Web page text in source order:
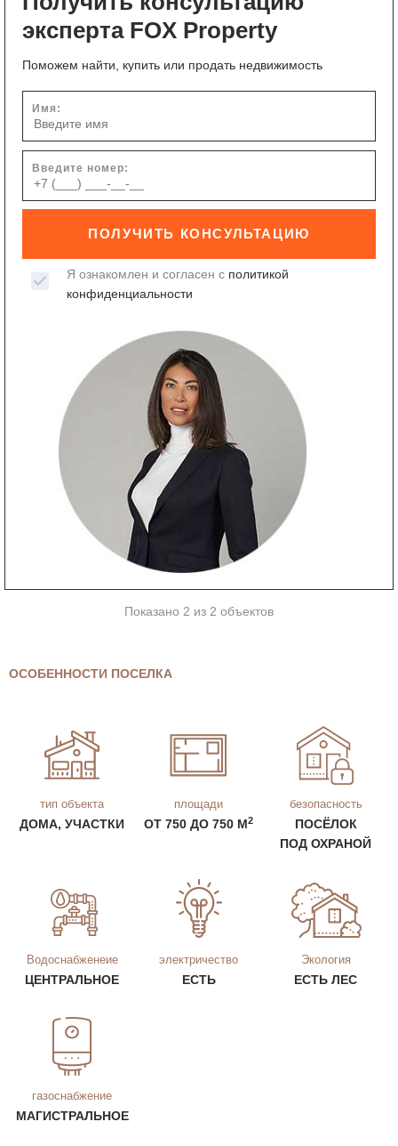
эксперта FOX Property
Поможем найти, купить или продать недвижимость
Имя:
Введите номер:
ПОЛУЧИТЬ КОНСУЛЬТАЦИЮ
Я ознакомлен и согласен с политикой
конфиденциальности
Показано 2 из 2 объектов
ОСОБЕННОСТИ ПОСЕЛКА
тип объекта
ДОМА, УЧАСТКИ
площади
ОТ 750 ДО 750 М2
безопасность
ПОСЁЛОК
ПОД ОХРАНОЙ
Водоснабженеие
ЦЕНТРАЛЬНОЕ
электричество
ЕСТЬ
Экология
ЕСТЬ ЛЕС
газоснабжение
МАГИСТРАЛЬНОЕ